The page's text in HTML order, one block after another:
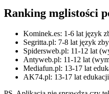
Ranking mglistości
Kominek.es: 1-6 lat język
Segritta.pl: 7-8 lat język
Spidersweb.pl: 11-12 lat
Antyweb.pl: 11-12 lat
Mediafun.pl: 13-17 lat
AK74.pl: 13-17 lat